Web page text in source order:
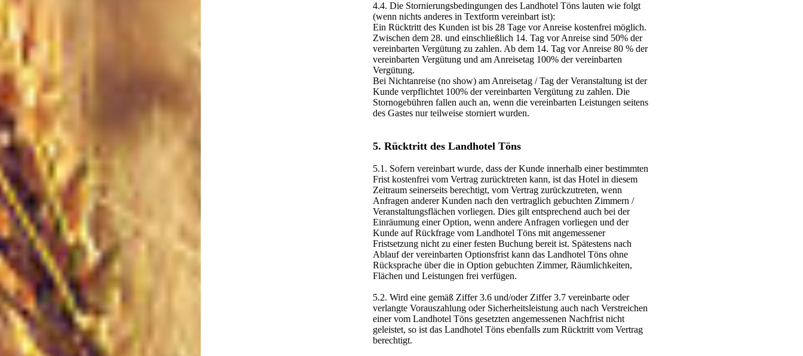
4.4. Die Stornierungsbedingungen des Landhotel Töns lauten wie folgt
(wenn nichts anderes in Textform vereinbart ist):
Ein Rücktritt des Kunden ist bis 28 Tage vor Anreise kostenfrei möglich.
Zwischen dem 28. und einschließlich 14. Tag vor Anreise sind 50% der
vereinbarten Vergütung zu zahlen. Ab dem 14. Tag vor Anreise 80 % der
vereinbarten Vergütung und am Anreisetag 100% der vereinbarten
Vergütung.
Bei Nichtanreise (no show) am Anreisetag / Tag der Veranstaltung ist der
Kunde verpflichtet 100% der vereinbarten Vergütung zu zahlen. Die
Stornogebühren fallen auch an, wenn die vereinbarten Leistungen seitens
des Gastes nur teilweise storniert wurden.
5. Rücktritt des Landhotel Töns
5.1. Sofern vereinbart wurde, dass der Kunde innerhalb einer bestimmten
Frist kostenfrei vom Vertrag zurücktreten kann, ist das Hotel in diesem
Zeitraum seinerseits berechtigt, vom Vertrag zurückzutreten, wenn
Anfragen anderer Kunden nach den vertraglich gebuchten Zimmern /
Veranstaltungsflächen vorliegen. Dies gilt entsprechend auch bei der
Einräumung einer Option, wenn andere Anfragen vorliegen und der
Kunde auf Rückfrage vom Landhotel Töns mit angemessener
Fristsetzung nicht zu einer festen Buchung bereit ist. Spätestens nach
Ablauf der vereinbarten Optionsfrist kann das Landhotel Töns ohne
Rücksprache über die in Option gebuchten Zimmer, Räumlichkeiten,
Flächen und Leistungen frei verfügen.
5.2. Wird eine gemäß Ziffer 3.6 und/oder Ziffer 3.7 vereinbarte oder
verlangte Vorauszahlung oder Sicherheitsleistung auch nach Verstreichen
einer vom Landhotel Töns gesetzten angemessenen Nachfrist nicht
geleistet, so ist das Landhotel Töns ebenfalls zum Rücktritt vom Vertrag
berechtigt.